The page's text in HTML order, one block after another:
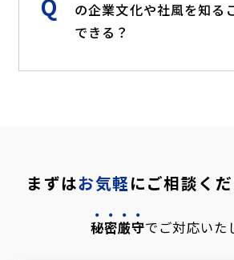
Q
の企業文化や社風を知る
できる？
まずはお気軽にご相談く
秘密厳守でご対応いた